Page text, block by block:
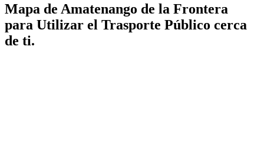
Mapa de Amatenango de la Frontera
para Utilizar el Trasporte Público cerca
de ti.